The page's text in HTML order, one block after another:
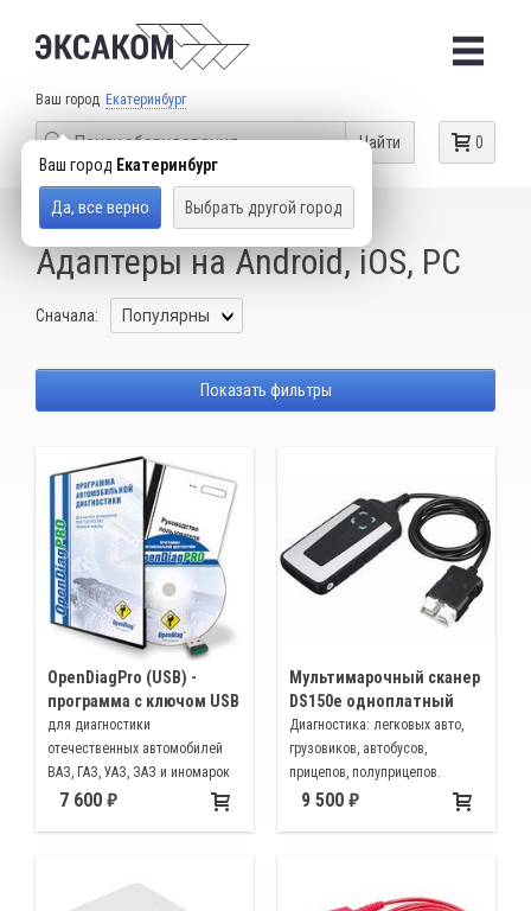
Ваш город Екатеринбург
Ваш город Екатеринбург
Да, все верно Выбрать другой город
0
Найти
КАТАЛОГ ТОВАРОВ ДИАГНОСТИЧЕСКИЕ СКАНЕРЫ
Сначала:
Адаптеры на Android, iOS, PC
Показать фильтры
OpenDiagPro (USB) -
программа с ключом USB
для диагностики
отечественных автомобилей
ВАЗ, ГАЗ, УАЗ, ЗАЗ и иномарок
работает с адаптерами K-line,
7 600
Мультимарочный сканер
DS150e одноплатный
Диагностика: легковых авто,
грузовиков, автобусов,
прицепов, полуприцепов.
Мультимарочный сканер для
9 500